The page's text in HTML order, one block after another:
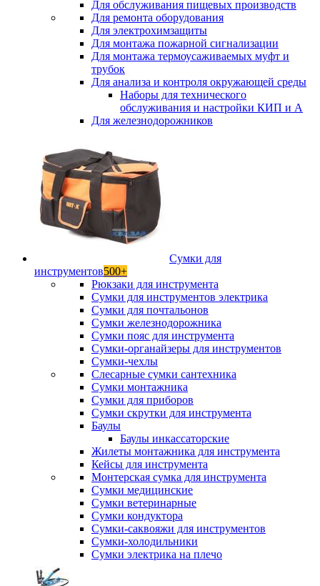
Для обслуживания пищевых производств
Для ремонта оборудования
Для электрохимзащиты
Для монтажа пожарной сигнализации
Для монтажа термоусаживаемых муфт и
трубок
Для анализа и контроля окружающей среды
Наборы для технического
обслуживания и настройки КИП и А
Для железнодорожников
Сумки для
инструментов500+
Рюкзаки для инструмента
Сумки для инструментов электрика
Сумки для почтальонов
Сумки железнодорожника
Сумки пояс для инструмента
Сумки-органайзеры для инструментов
Сумки-чехлы
Слесарные сумки сантехника
Сумки монтажника
Сумки для приборов
Сумки скрутки для инструмента
Баулы
Баулы инкассаторские
Жилеты монтажника для инструмента
Кейсы для инструмента
Монтерская сумка для инструмента
Сумки медицинские
Сумки ветеринарные
Сумки кондуктора
Сумки-саквояжи для инструментов
Сумки-холодильники
Сумки электрика на плечо